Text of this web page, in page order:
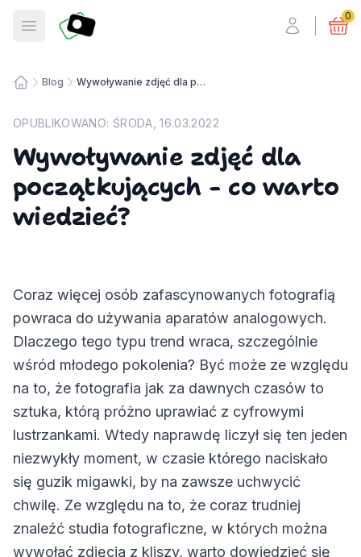
Otwórz menu
Fotosmart 0
Blog Wywoływanie zdjęć dla początkujących - co warto wiedzieć?
OPUBLIKOWANO: ŚRODA, 16.03.2022
Wywoływanie zdjęć dla
początkujących - co warto
wiedzieć?
Coraz więcej osób zafascynowanych fotografią
powraca do używania aparatów analogowych.
Dlaczego tego typu trend wraca, szczególnie
wśród młodego pokolenia? Być może ze względu
na to, że fotografia jak za dawnych czasów to
sztuka, którą próżno uprawiać z cyfrowymi
lustrzankami. Wtedy naprawdę liczył się ten jeden
niezwykły moment, w czasie którego naciskało
się guzik migawki, by na zawsze uchwycić
chwilę. Ze względu na to, że coraz trudniej
znaleźć studia fotograficzne, w których można
wywołać zdjęcia z kliszy, warto dowiedzieć się